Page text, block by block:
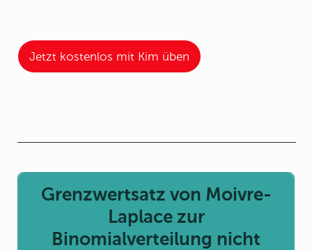
Jetzt kostenlos mit Kim üben
Grenzwertsatz von Moivre-
Laplace zur
Binomialverteilung nicht